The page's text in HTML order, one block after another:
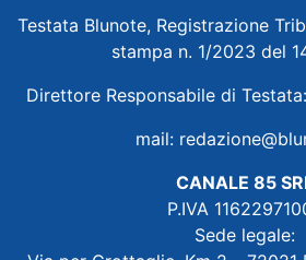
Testata Blunote, Registrazione
stampa n. 1/2023 del
Direttore Responsabile di
mail:
CANALE 85
P.IVA
Sede legale: